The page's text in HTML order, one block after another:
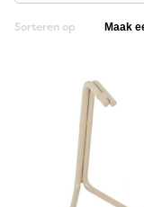
Sorteren op